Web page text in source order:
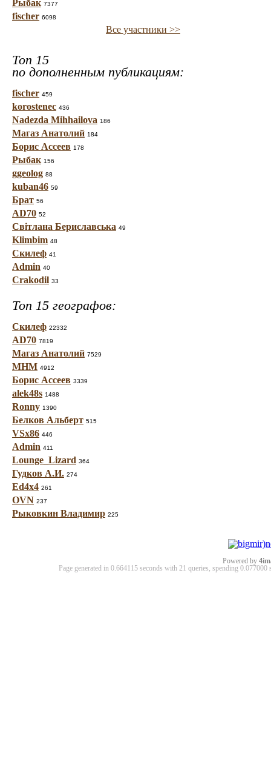
Рыбак 7377
fischer 6098
Все участники >>
Топ 15
по дополненным публикациям:
fischer 459
korostenec 436
Nadezda Mihhailova 186
Магаз Анатолий 184
Борис Ассеев 178
Рыбак 156
ggeolog 88
kuban46 59
Брат 56
AD70 52
Світлана Бериславська 49
Klimbim 48
Скилеф 41
Admin 40
Crakodil 33
Топ 15 географов:
Скилеф 22332
AD70 7819
Магаз Анатолий 7529
МНМ 4912
Борис Ассеев 3339
alek48s 1488
Ronny 1390
Белков Альберт 515
VSx86 446
Admin 411
Lounge_Lizard 364
Гудков А.И. 274
Ed4x4 261
OVN 237
Рыковкин Владимир 225
Powered by
Page generated in 0.664115 seconds with 21 queries, spending